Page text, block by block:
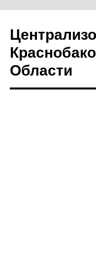
Области